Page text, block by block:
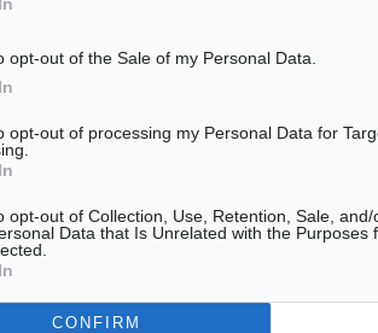
opt-out of the Sale of my Personal Data.
opt-out of processing my Personal Data for
opt-out of Collection, Use, Retention, Sale, and/
Data that Is Unrelated with the Purposes
CONFIRM
Ρόδου, το επιβατηγό
πλοίο «Πρέβελης» που
ημέρες
λόγω της μη
...
Κληρώνει
Κυπέλλου
κληρωτίδα
μάθουν τον
καθώς την
θα ...